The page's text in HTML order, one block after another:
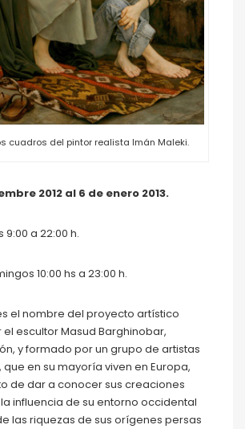
cuadros del pintor realista Imán Maleki.
2012 al 6 de enero 2013.
9:00 a 22:00 h.
10:00 hs a 23:00 h.
el nombre del proyecto artístico
escultor Masud Barghinobar,
y formado por un grupo de artistas
en su mayoría viven en Europa,
de dar a conocer sus creaciones
influencia de su entorno occidental
las riquezas de sus orígenes persas